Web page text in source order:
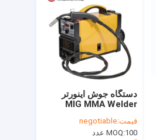
دستگاه جوش اینورتر
MIG MMA Welder
قیمت:negotiable
MOQ:100 عدد